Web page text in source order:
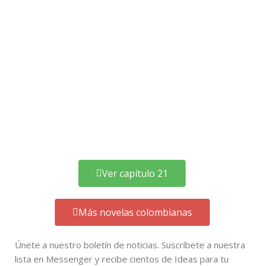
Ver capítulo 21
Más novelas colombianas
Únete a nuestro boletín de noticias. Suscríbete a nuestra
lista en Messenger y recibe cientos de Ideas para tu